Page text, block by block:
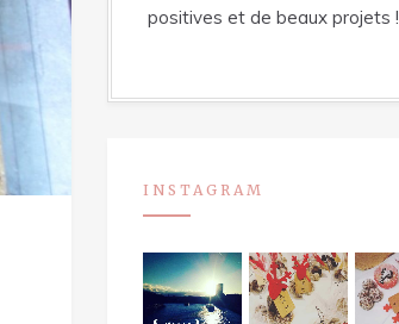
positives et de beaux projets !
INSTAGRAM